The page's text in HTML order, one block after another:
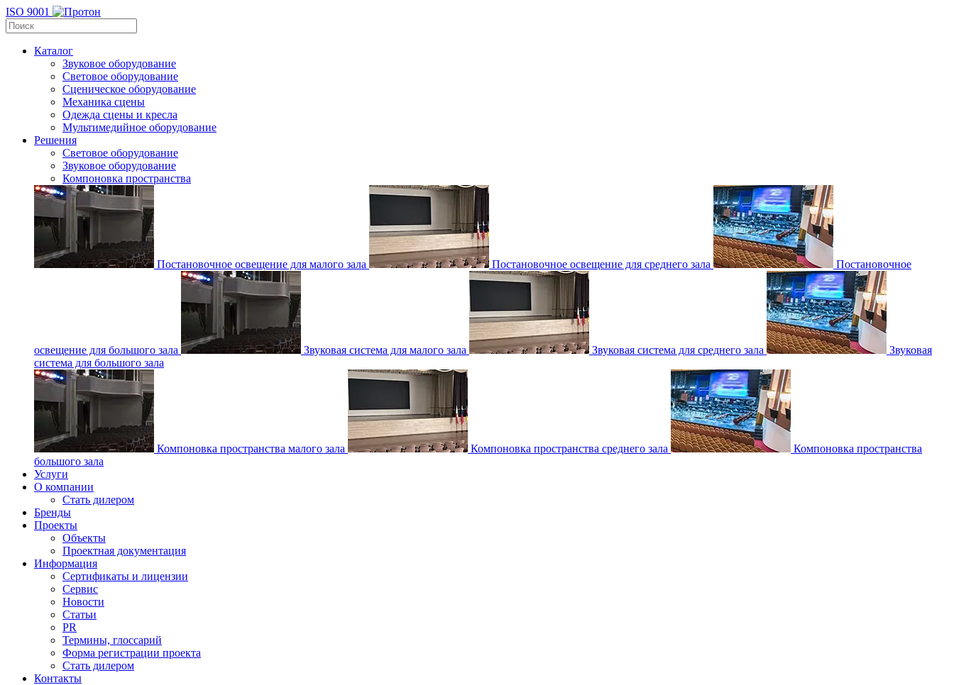
ISO 9001
Каталог
Звуковое оборудование
Световое оборудование
Сценическое оборудование
Механика сцены
Одежда сцены и кресла
Мультимедийное оборудование
Решения
Световое оборудование
Звуковое оборудование
Компоновка пространства
Постановочное освещение для малого зала Постановочное освещение для среднего зала Постановочное
освещение для большого зала Звуковая система для малого зала Звуковая система для среднего зала
Звуковая
система для большого зала
Компоновка пространства малого зала Компоновка пространства среднего зала
Компоновка пространства
большого зала
Услуги
О компании
Стать дилером
Бренды
Проекты
Объекты
Проектная документация
Информация
Сертификаты и лицензии
Сервис
Новости
Статьи
PR
Термины, глоссарий
Форма регистрации проекта
Стать дилером
Контакты